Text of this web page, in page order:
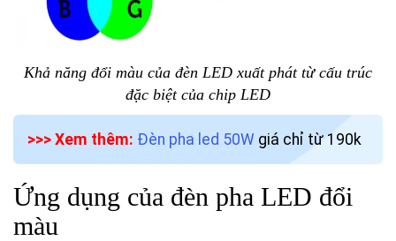
Khả năng đổi màu của đèn LED xuất phát từ cấu trúc
đặc biệt của chip LED
>>> Xem thêm: Đèn pha led 50W giá chỉ từ 190k
Ứng dụng của đèn pha LED đổi
màu